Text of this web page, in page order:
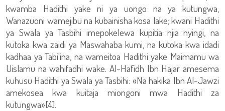
kwamba Hadithi yake ni ya uongo na ya kutungwa,
Wanazuoni wamejibu na kubainisha kosa lake; kwani Hadithi
ya Swala ya Tasbihi imepokelewa kupitia njia nyingi, na
kutoka kwa zaidi ya Maswahaba kumi, na kutoka kwa idadi
kadhaa ya Tabi'ina, na wameitoa Hadithi yake Maimamu wa
Uislamu na wahifadhi wake. Al-Hafidh Ibn Hajar amesema
kuhusu Hadithi ya Swala ya Tasbihi: «Na hakika Ibn Al-Jawzi
amekosea kwa kuitaja miongoni mwa Hadithi za
kutungwa»[4].